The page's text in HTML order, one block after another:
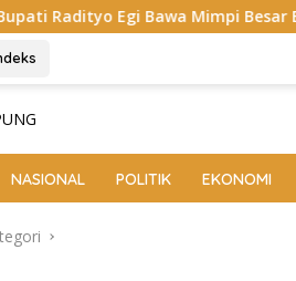
Besar Balinuraga Jadi
NASIONAL POLITIK EKONOMI